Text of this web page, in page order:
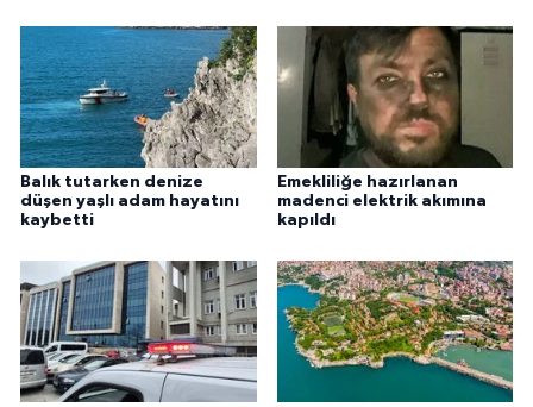
Balık tutarken denize
düşen yaşlı adam hayatını
kaybetti
Emekliliğe hazırlanan
madenci elektrik akımına
kapıldı